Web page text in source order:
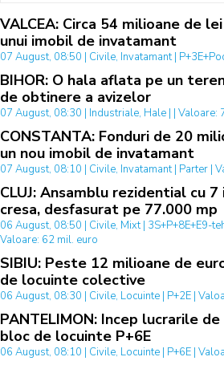
VALCEA: Circa 54 milioane de
unui imobil de invatamant
07 August, 08:50 | Civile, Invatamant |
BIHOR: O hala aflata pe un
de obtinere a avizelor
07 August, 08:30 | Industriale, Hale | | Valoare:
CONSTANTA: Fonduri de 20
un nou imobil de invatamant
07 August, 08:10 | Civile, Invatamant | Parter |
CLUJ: Ansamblu rezidential cu
cresa, desfasurat pe 77.000 mp
06 August, 08:50 | Civile, Mixt | 3S+P+8E+E9-
Valoare: 62 mil. euro
SIBIU: Peste 12 milioane de
de locuinte colective
06 August, 08:30 | Civile, Locuinte | P+2E |
PANTELIMON: Incep lucrarile
bloc de locuinte P+6E
06 August, 08:10 | Civile, Locuinte | P+6E |